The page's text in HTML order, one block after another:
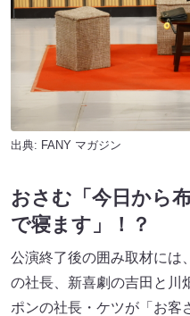
出典: FANY マガジン
おさむ「今日から
で寝ます」！？
公演終了後の囲み取材には
の社長、新喜劇の吉田と川
ポンの社長・ケツが「お客